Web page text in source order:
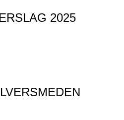
2025